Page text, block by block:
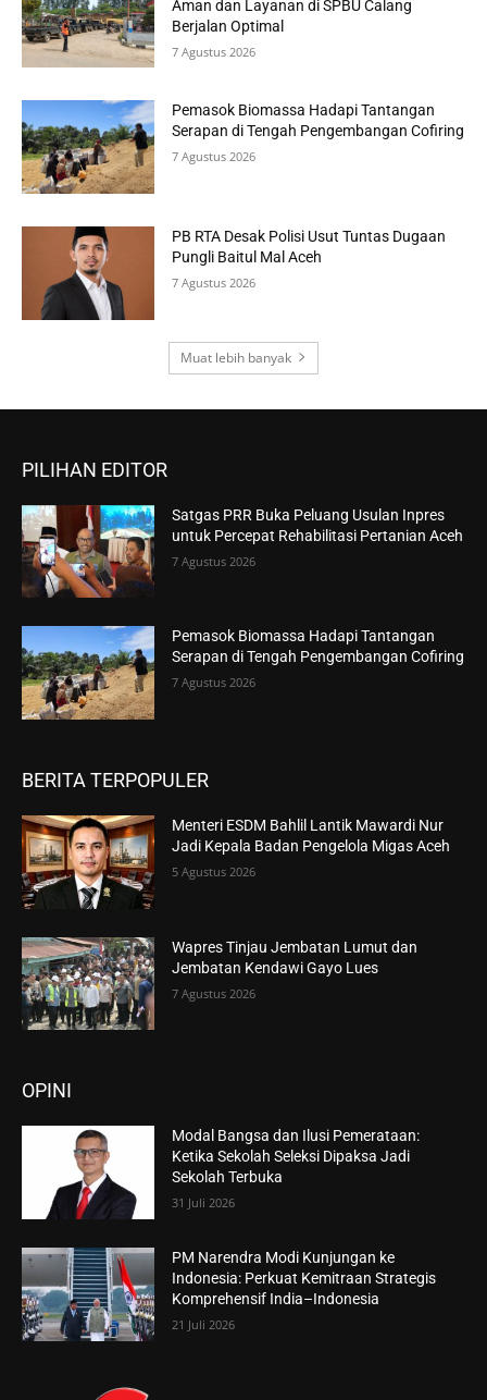
Aman dan Layanan di SPBU Calang
Berjalan Optimal
7 Agustus 2026
Pemasok Biomassa Hadapi Tantangan
Serapan di Tengah Pengembangan Cofiring
7 Agustus 2026
PB RTA Desak Polisi Usut Tuntas Dugaan
Pungli Baitul Mal Aceh
7 Agustus 2026
Muat lebih banyak
PILIHAN EDITOR
Satgas PRR Buka Peluang Usulan Inpres
untuk Percepat Rehabilitasi Pertanian Aceh
7 Agustus 2026
Pemasok Biomassa Hadapi Tantangan
Serapan di Tengah Pengembangan Cofiring
7 Agustus 2026
BERITA TERPOPULER
Menteri ESDM Bahlil Lantik Mawardi Nur
Jadi Kepala Badan Pengelola Migas Aceh
5 Agustus 2026
Wapres Tinjau Jembatan Lumut dan
Jembatan Kendawi Gayo Lues
7 Agustus 2026
OPINI
Modal Bangsa dan Ilusi Pemerataan:
Ketika Sekolah Seleksi Dipaksa Jadi
Sekolah Terbuka
31 Juli 2026
PM Narendra Modi Kunjungan ke
Indonesia: Perkuat Kemitraan Strategis
Komprehensif India–Indonesia
21 Juli 2026